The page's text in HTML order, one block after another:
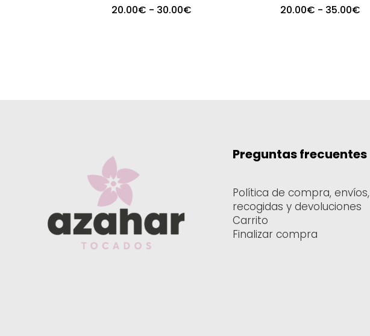
20.00€ - 30.00€ 20.00€ - 35.00€
Preguntas frecuentes
Política de compra, envíos,
recogidas y devoluciones
Carrito
Finalizar compra